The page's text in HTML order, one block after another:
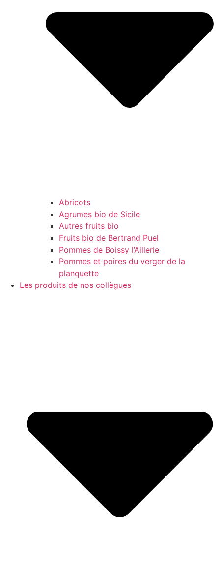
Abricots
Agrumes bio de Sicile
Autres fruits bio
Fruits bio de Bertrand Puel
Pommes de Boissy l’Aillerie
Pommes et poires du verger de la
planquette
Les produits de nos collègues